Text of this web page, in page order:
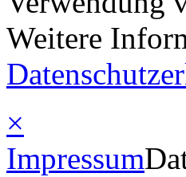
Weitere
×
Impressum